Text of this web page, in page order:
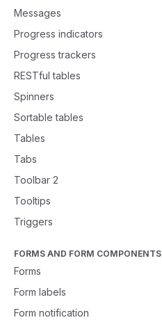
Messages
Progress indicators
Progress trackers
RESTful tables
Spinners
Sortable tables
Tables
Tabs
Toolbar 2
Tooltips
Triggers
FORMS AND FORM COMPONENTS
Forms
Form labels
Form notification